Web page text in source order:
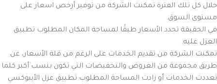
خلال كل تلك الفترة تمكنت الشركة من توفير أرخص اسعار على
مستوى السوق.
في الحقيقة تحدد الأسعار طبقًا لمساحة المكان المطلوب تطبيق
العزل عليه.
تمكنت الشركة من تقديم الخدمات على الرغم من قلة الأسعار، عن
طريق مجموعة من العروض والتخفيضات التي تكون بنسب أكبر كلما
تعددت الخدمات أو زادت المساحة المطلوب تطبيق عزل الأيبوكسي